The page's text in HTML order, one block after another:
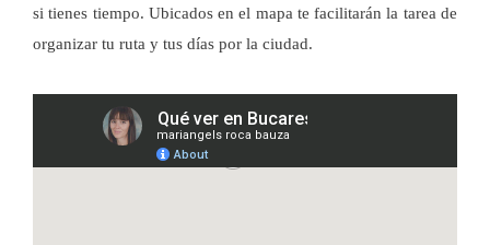
si tienes tiempo. Ubicados en el mapa te facilitarán la tarea de
organizar tu ruta y tus días por la ciudad.